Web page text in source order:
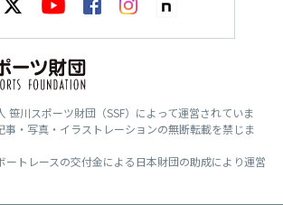
笹川スポーツ財団（SSF）によって運営されていま
事・写真・イラストレーションの無断転載を禁じま
ートレースの交付金による日本財団の助成により運営